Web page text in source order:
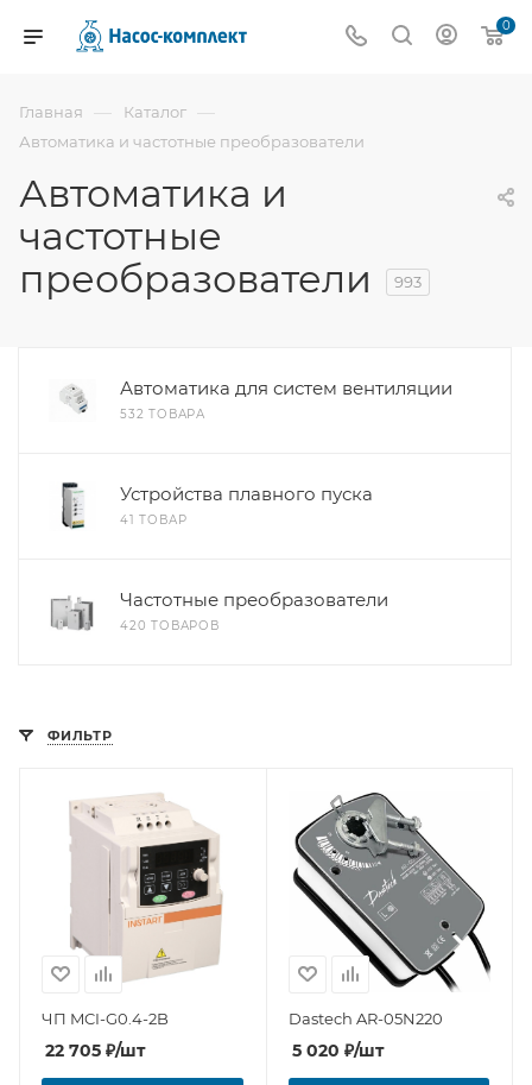
0
Главная — Каталог —
Автоматика и частотные преобразователи
Автоматика и
частотные
преобразователи
993
Автоматика для систем вентиляции
532 ТОВАРА
Устройства плавного пуска
41 ТОВАР
Частотные преобразователи
420 ТОВАРОВ
ФИЛЬТР
ЧП MCI-G0.4-2B
22 705 ₽/шт
Dastech AR-05N220
5 020 ₽/шт